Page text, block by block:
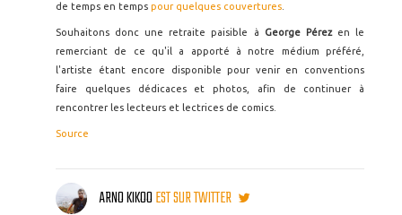
de temps en temps pour quelques couvertures
Souhaitons donc une retraite paisible à George Pérez en le
remerciant de ce qu'il a apporté à notre médium préféré,
l'artiste étant encore disponible pour venir en conventions
faire quelques dédicaces et photos, afin de continuer à
rencontrer les lecteurs et lectrices de comics.
Source
ARNO KIKOOEST SUR TWITTER